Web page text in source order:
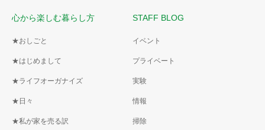
心から楽しむ暮らし方
★おしごと
★はじめまして
★ライフオーガナイズ
★日々
★私が家を売る訳
STAFF BLOG
イベント
プライベート
実験
情報
掃除